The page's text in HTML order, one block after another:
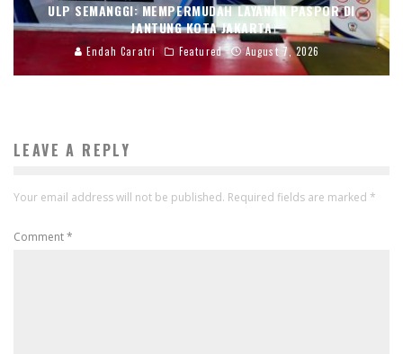
ULP SEMANGGI: MEMPERMUDAH LAYANAN PASPOR DI
JANTUNG KOTA JAKARTA
Endah Caratri Featured August 7, 2026
LEAVE A REPLY
Your email address will not be published. Required fields are marked *
Comment*